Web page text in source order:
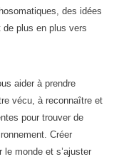
des idées
de plus en plus vers
aider à prendre
vécu, à reconnaître et
pour trouver de
Créer
le monde et s’ajuster